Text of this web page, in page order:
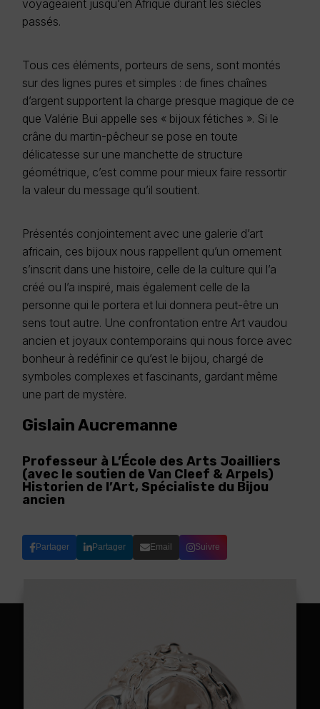
voyageaient jusqu’en Afrique durant les siècles
passés.
Tous ces éléments, porteurs de sens, sont montés
sur des lignes pures et simples : de fines chaînes
d’argent supportent la charge presque magique de ce
que Valérie Bui appelle ses « bijoux fétiches ». Si le
crâne du martin-pêcheur se pose en toute
délicatesse sur une manchette de structure
géométrique, c’est comme pour mieux faire ressortir
la valeur du message qu’il soutient.
Présentés conjointement avec une galerie d’art
africain, ces bijoux nous rappellent qu’un ornement
s’inscrit dans une histoire, celle de la culture qui l’a
créé ou l’a inspiré, mais également celle de la
personne qui le portera et lui donnera peut-être un
sens tout autre. Une confrontation entre Art vaudou
ancien et joyaux contemporains qui nous force avec
bonheur à redéfinir ce qu’est le bijou, chargé de
symboles complexes et fascinants, gardant même
une part de mystère.
Gislain Aucremanne
Professeur à L’École des Arts Joailliers
(avec le soutien de Van Cleef & Arpels)
Historien de l’Art, Spécialiste du Bijou
ancien
Partager Partager Email Suivre